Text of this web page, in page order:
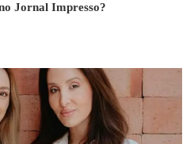
Jornal Impresso?